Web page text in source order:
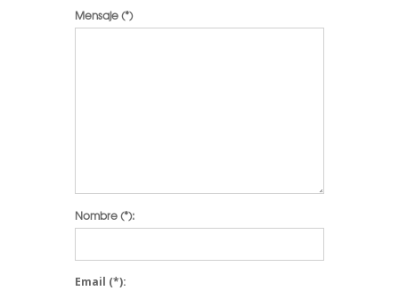
Mensaje(*)
Nombre(*):
Email (*):